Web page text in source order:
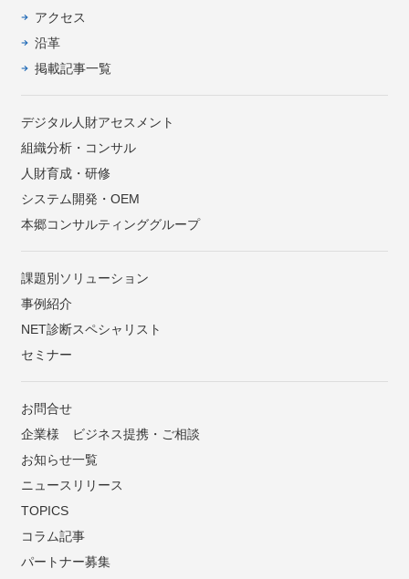
アクセス
沿革
掲載記事一覧
デジタル人財アセスメント
組織分析・コンサル
人財育成・研修
システム開発・OEM
本郷コンサルティンググループ
課題別ソリューション
事例紹介
NET診断スペシャリスト
セミナー
お問合せ
企業様 ビジネス提携・ご相談
お知らせ一覧
ニュースリリース
TOPICS
コラム記事
パートナー募集